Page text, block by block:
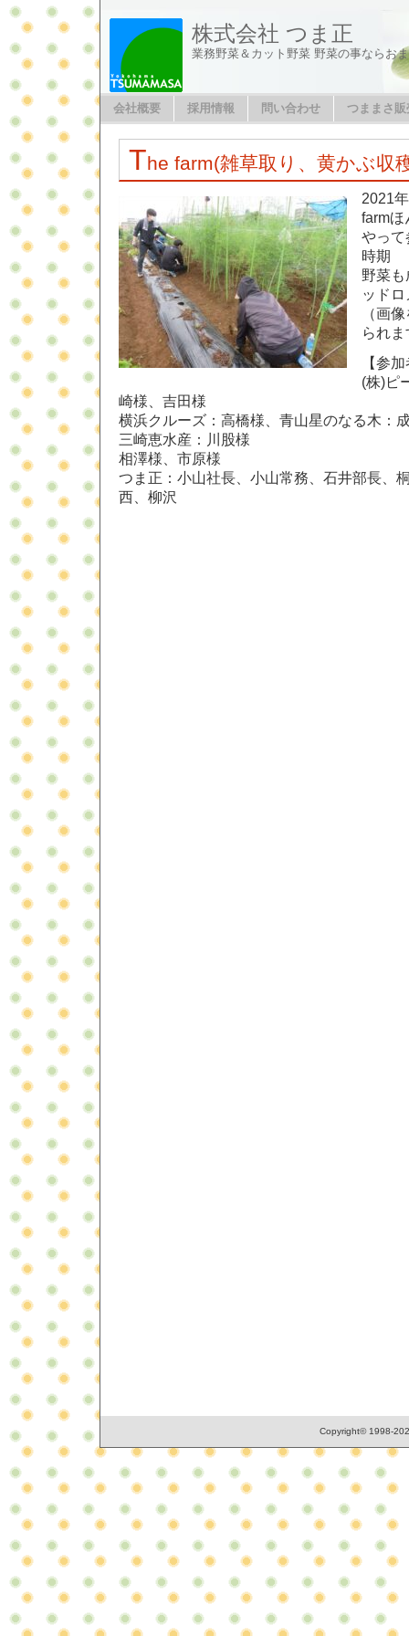
株式会社 つま正
業務野菜＆カット野菜 野菜の事ならお
会社概要 採用情報 問い合わせ つままさ
The farm(雑草取り、黄かぶ収
2021
farmほ
やって
時期
野菜
ッド
（画
られま
【参
(株)ピ
崎様、吉田様
横浜クルーズ：高橋様、青山星のなる木：
三崎恵水産：川股様
相澤様、市原様
つま正：小山社長、小山常務、石井部長、
西、柳沢
Copyright© 1998-